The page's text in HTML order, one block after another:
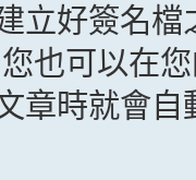
立好簽名
也可以在
章時就會自